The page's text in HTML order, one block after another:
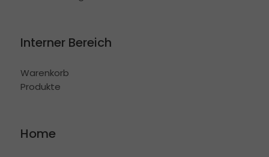
Interner Bereich
Warenkorb
Produkte
Home